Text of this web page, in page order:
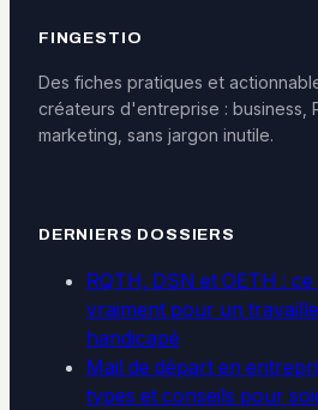
FINGESTIO
Des fiches pratiques et
créateurs d'entreprise : business,
marketing, sans jargon inutile.
DERNIERS DOSSIERS
RQTH, DSN et OETH :
vraiment pour un
handicapé
Mail de départ en
types et conseils pour